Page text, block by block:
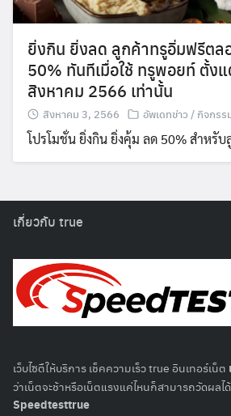
ยิ่งกิน ยิ่งลด ลูกค้าทรูอิ่มฟรีต
50% ทันทีเมื่อใช้ ทรูพอยท์ ตั้ง
สิงหาคม 2566 เท่านั้น
สิงหาคม 3, 2566 อัพเดทข่าว / กิจกรร
โปรโมชั่น ยิ่งกิน ยิ่งคุ้ม ลด 50% สำหรั
เกี่ยวกับ true
เว็บไซตืให้บริการ เช็คความเร็ว true อินเทอร์เน็ต
ว่าเน็ตจะช้าหรือเน็ตแรงแค่ไหนก็สามารถวัดผลไ
Speedtesttrue